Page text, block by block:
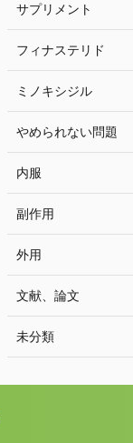
サプリメント
フィナステリド
ミノキシジル
やめられない問題
内服
副作用
外用
文献、論文
未分類